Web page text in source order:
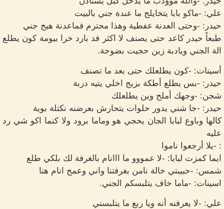
علي: -ماكو بابا يتخايلج ما عندة جني بالبيت
حيدر: -وحتى العدنة عفطية وهذا محترم فماعدنة هيج جني
طبعاً حيدر كاعد حتى يصنف لا اكثر فد بارد خرا بيومة كون يطلع
الة الجني ويادبة زين حجيت بضوجة.
أسينات: -كون يطلعلك حتى بعد ما تصنف
حيدر: -بس يطلع أطكة بزيج اخلي يتيه دربة
شجن: -وجهك أملح وين يطلعلك
حيدر: -جا شني يدور حلوات يتحارش بعرضنه نكتلة بوية
كالها وباوع لبابا الجان يحجي هو وماما برود ولا كنما اكو شي رد
عليه
: -يلا أرجعوا ناموا
ايما كمزت لبابا: -لا عمووو ما ااانام بالغرفة لك بلكي طلع
شمس: -حبيبتي خالة نامن بغرفتنا واني وعمج انام هنا
اسينات: -ماما خاف يتلبسكم الجني.
علي: -لا يعرفنه أنه ويا ربع ما يتلبسني